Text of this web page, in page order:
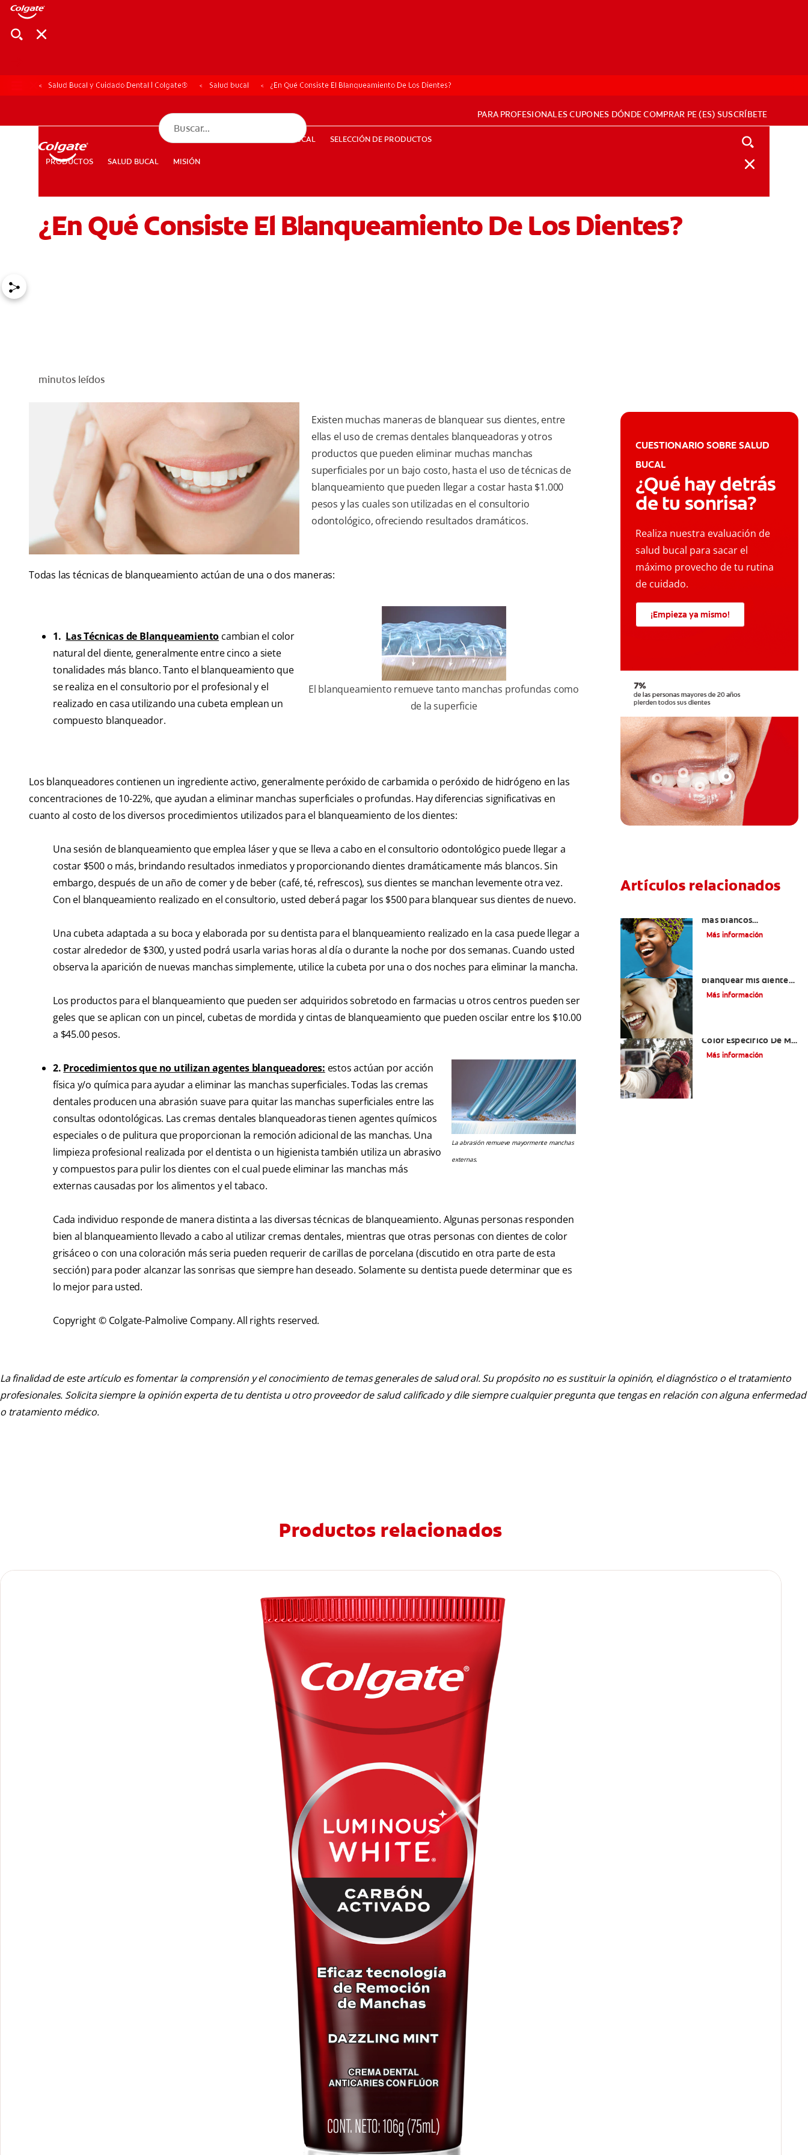
PRODUCTOS
CHEQUEO DE SALUD BUCAL
PARA PROFESIONALES CUPONES DÓNDE COMPRAR PE (ES) SUSCRÍBETE
PARA PROFESIONALESCUPONES DÓNDE COMPRAR PE (ES) SUSCRÍBETE
PRODUCTOS SALUD BUCAL MISIÓN
CHEQUEO DE SALUD BUCAL SELECCIÓN DE PRODUCTOS
Salud Bucal y Cuidado Dental | Colgate® Salud bucal ¿En Qué Consiste El Blanqueamiento De Los Dientes?
¿En Qué Consiste El Blanqueamiento De Los Dientes?
minutos leídos
Existen muchas maneras de blanquear sus dientes, entre
ellas el uso de cremas dentales blanqueadoras y otros
productos que pueden eliminar muchas manchas
superficiales por un bajo costo, hasta el uso de técnicas de
blanqueamiento que pueden llegar a costar hasta $1.000
pesos y las cuales son utilizadas en el consultorio
odontológico, ofreciendo resultados dramáticos.
Todas las técnicas de blanqueamiento actúan de una o dos maneras:
1. Las Técnicas de Blanqueamiento cambian el color
natural del diente, generalmente entre cinco a siete
tonalidades más blanco. Tanto el blanqueamiento que
se realiza en el consultorio por el profesional y el
realizado en casa utilizando una cubeta emplean un
compuesto blanqueador.
El blanqueamiento remueve tanto manchas profundas como
de la superficie
Los blanqueadores contienen un ingrediente activo, generalmente peróxido de carbamida o peróxido de hidrógeno en las
concentraciones de 10-22%, que ayudan a eliminar manchas superficiales o profundas. Hay diferencias significativas en
cuanto al costo de los diversos procedimientos utilizados para el blanqueamiento de los dientes:
Una sesión de blanqueamiento que emplea láser y que se lleva a cabo en el consultorio odontológico puede llegar a
costar $500 o más, brindando resultados inmediatos y proporcionando dientes dramáticamente más blancos. Sin
embargo, después de un año de comer y de beber (café, té, refrescos), sus dientes se manchan levemente otra vez.
Con el blanqueamiento realizado en el consultorio, usted deberá pagar los $500 para blanquear sus dientes de nuevo.
Una cubeta adaptada a su boca y elaborada por su dentista para el blanqueamiento realizado en la casa puede llegar a
costar alrededor de $300, y usted podrá usarla varias horas al día o durante la noche por dos semanas. Cuando usted
observa la aparición de nuevas manchas simplemente, utilice la cubeta por una o dos noches para eliminar la mancha.
Los productos para el blanqueamiento que pueden ser adquiridos sobretodo en farmacias u otros centros pueden ser
geles que se aplican con un pincel, cubetas de mordida y cintas de blanqueamiento que pueden oscilar entre los $10.00
a $45.00 pesos.
La abrasión remueve mayormente manchas
externas.
2. Procedimientos que no utilizan agentes blanqueadores: estos actúan por acción
física y/o química para ayudar a eliminar las manchas superficiales. Todas las cremas
dentales producen una abrasión suave para quitar las manchas superficiales entre las
consultas odontológicas. Las cremas dentales blanqueadoras tienen agentes químicos
especiales o de pulitura que proporcionan la remoción adicional de las manchas. Una
limpieza profesional realizada por el dentista o un higienista también utiliza un abrasivo
y compuestos para pulir los dientes con el cual puede eliminar las manchas más
externas causadas por los alimentos y el tabaco.
Cada individuo responde de manera distinta a las diversas técnicas de blanqueamiento. Algunas personas responden
bien al blanqueamiento llevado a cabo al utilizar cremas dentales, mientras que otras personas con dientes de color
grisáceo o con una coloración más seria pueden requerir de carillas de porcelana (discutido en otra parte de esta
sección) para poder alcanzar las sonrisas que siempre han deseado. Solamente su dentista puede determinar que es
lo mejor para usted.
Copyright © Colgate-Palmolive Company. All rights reserved.
CUESTIONARIO SOBRE SALUD
BUCAL
¿Qué hay detrás
de tu sonrisa?
Realiza nuestra evaluación de
salud bucal para sacar el
máximo provecho de tu rutina
de cuidado.
¡Empieza ya mismo!
Artículos relacionados
más blancos
consumiendo los
Más información
blanquear mis dientes
y mantenerlos
Más información
Color Específico De Mis
Dientes?
Más información
La finalidad de este artículo es fomentar la comprensión y el conocimiento de temas generales de salud oral. Su propósito no es sustituir la opinión, el diagnóstico o el tratamiento
profesionales. Solicita siempre la opinión experta de tu dentista u otro proveedor de salud calificado y dile siempre cualquier pregunta que tengas en relación con alguna enfermedad
o tratamiento médico.
Productos relacionados